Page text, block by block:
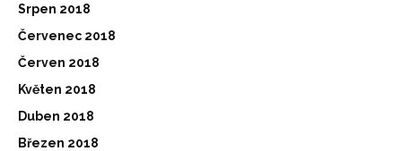
Srpen 2018
Červenec 2018
Červen 2018
Květen 2018
Duben 2018
Březen 2018